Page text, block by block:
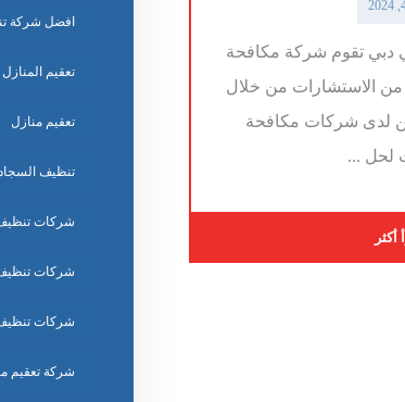
تقوم شركة مكافحة
من الاستشارات من خلال
لدى شركات مكافحة
لحل ...
أكثر
افضل شركة
تعقيم المنازل
تعقيم منازل
تنظيف
شركات
شركات
شركات تنظيف
شركة تعقيم